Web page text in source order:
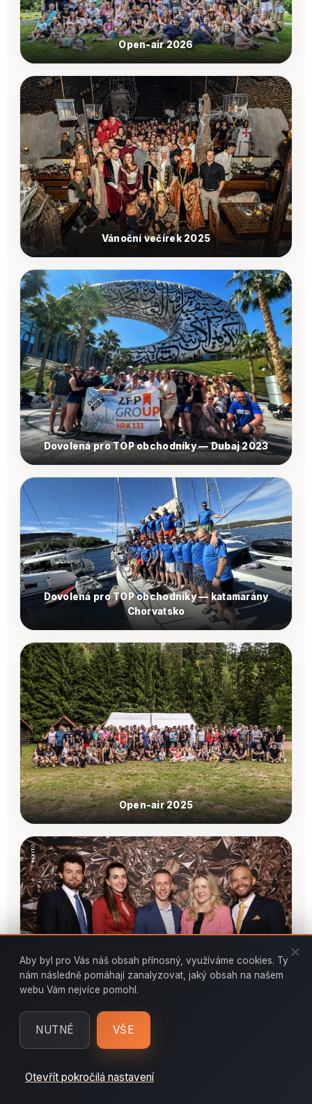
Open-air 2026
Vánoční večírek 2025
Dovolená pro TOP obchodníky — Dubaj 2023
Dovolená pro TOP obchodníky — katamarány
Chorvatsko
Open-air 2025
Obchodní konference 2026
ZAVOLAT
Aby byl pro Vás náš obsah přínosný, využíváme cookies. Ty
nám následně pomáhají zanalyzovat, jaký obsah na našem
webu Vám nejvíce pomohl.
NUTNÉ VŠE
Otevřít pokročilá nastavení